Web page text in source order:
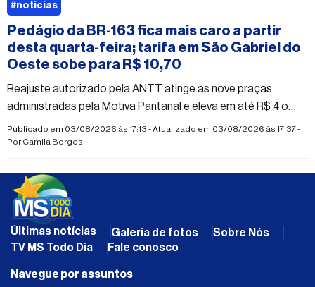
Pedágio da BR-163 fica mais caro a partir
desta quarta-feira; tarifa em São Gabriel do
Oeste sobe para R$ 10,70
Reajuste autorizado pela ANTT atinge as nove praças
administradas pela Motiva Pantanal e eleva em até R$ 4 o
valor cobrado na região norte de Mato Grosso do Sul
Publicado em 03/08/2026 às 17:13 - Atualizado em 03/08/2026 às 17:37 -
PorCamila Borges
#noticias
Últimas notícias Galeria de fotos
Sobre Nós
TV MS Todo Dia
Fale conosco
Navegue por assuntos